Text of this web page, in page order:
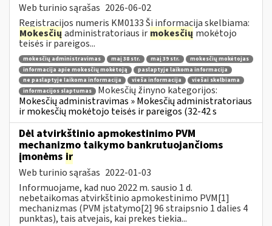
Web turinio sąrašas 2026-06-02
Registracijos numeris KM0133 Ši informacija skelbiama:
Mokesčių administratoriaus ir mokesčių mokėtojo
teisės ir pareigos...
mokesčių administravimas maį 38 str. maį 39 str.
mokesčių mokėtojas
informacija apie mokesčių mokėtoją
paslaptyje laikoma informacija
ne paslaptyje laikoma informacija
vieša informacija
viešai skelbiama
informacijos slaptumas
Mokesčių žinyno kategorijos:
Mokesčių administravimas » Mokesčių administratoriaus
ir mokesčių mokėtojo teisės ir pareigos (32-42 s
Dėl atvirkštinio apmokestinimo PVM
mechanizmo taikymo bankrutuojančioms
įmonėms ir
Web turinio sąrašas 2022-01-03
Informuojame, kad nuo 2022 m. sausio 1 d.
nebetaikomas atvirkštinio apmokestinimo PVM[1]
mechanizmas (PVM įstatymo[2] 96 straipsnio 1 dalies 4
punktas), tais atvejais, kai prekes tiekia...